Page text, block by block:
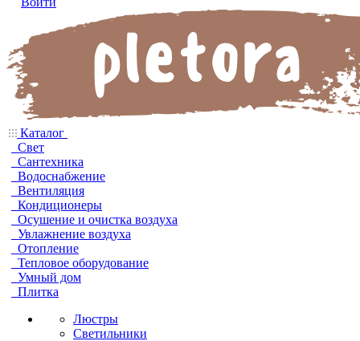
Каталог
Свет
Сантехника
Водоснабжение
Вентиляция
Кондиционеры
Осушение и очистка воздуха
Увлажнение воздуха
Отопление
Тепловое оборудование
Умный дом
Плитка
Люстры
Светильники